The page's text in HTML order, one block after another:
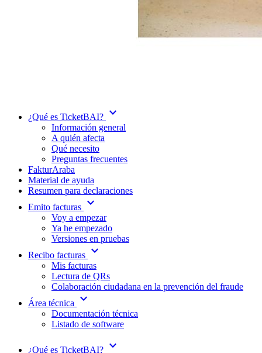
¿Qué es TicketBAI? expand_more
Información general
A quién afecta
Qué necesito
Preguntas frecuentes
FakturAraba
Material de ayuda
Resumen para declaraciones
Emito facturas expand_more
Voy a empezar
Ya he empezado
Versiones en pruebas
Recibo facturas expand_more
Mis facturas
Lectura de QRs
Colaboración ciudadana en la prevención del fraude
Área técnica
expand_more
Documentación técnica
Listado de software
¿Qué es TicketBAI? expand_more